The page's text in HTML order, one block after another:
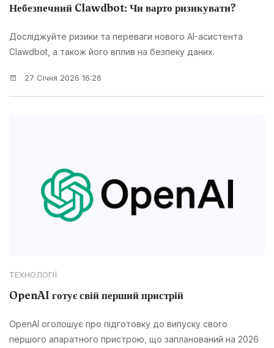
Небезпечний Clawdbot: Чи варто ризикувати?
Досліджуйте ризики та переваги нового AI-асистента
Clawdbot, а також його вплив на безпеку даних.
27 Січня 2026 16:26
ТЕХНОЛОГІЇ
OpenAI готує свій перший пристрій
OpenAI оголошує про підготовку до випуску свого
першого апаратного пристрою, що запланований на 2026